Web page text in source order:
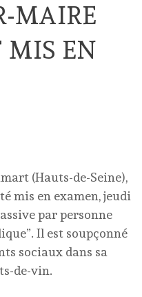
MAIRE
MIS EN
(Hauts-de-Seine),
mis en examen, jeudi
par personne
Il est soupçonné
sociaux dans sa
de-vin.